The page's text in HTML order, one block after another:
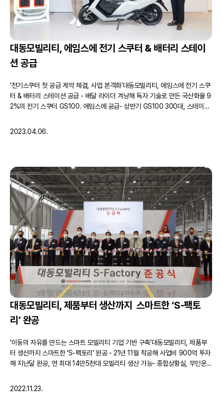
대동모빌리티, 에임스에 전기 스쿠터 & 배터리 스테이
션 공급
‘전기스쿠터 첫 공급 계약 체결, 사업 본격화’대동모빌리티, 에임스에 전기 스쿠
터 & 배터리 스테이션 공급 - 배달 라이더 겨낭해 독자 기술로 만든 국산화율 9
2%의 전기 스쿠터 GS100. 에임스에 공급- 상반기 GS100 300대, 스테이션
이즈 등 B2B 영업 강화. 하반기 전국 서비스망 구축하고 B2C 판…
2023.04.06.
대동모빌리티, 제품부터 생산까지 스마트한 ‘S-팩토
리’ 완공
‘이동의 자유를 만드는 스마트 모빌리티 기업 기반 구축’대동모빌리티, 제품부
터 생산까지 스마트한 ‘S-팩토리’ 완공 - 21년 11월 착공해 사업비 900억 투자
해 지난달 완공, 연 최대 14만5천대 모빌리티 생산 가능- 종합상황실, 무인운반
라인 우선 가동, 22년 골프카트, 서브 컴팩트 트랙터, 23년 E-스쿠터, 로봇 체
2022.11.23.